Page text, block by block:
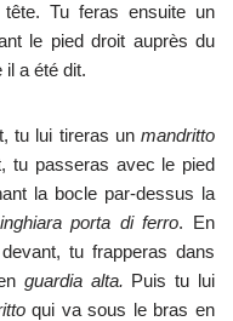
Tu feras ensuite un
le pied droit auprès du
a été dit.
tu lui tireras un mandritto
tu passeras avec le pied
la bocle par-dessus la
porta di ferro. En
tu frapperas dans
guardia alta. Puis tu lui
qui va sous le bras en